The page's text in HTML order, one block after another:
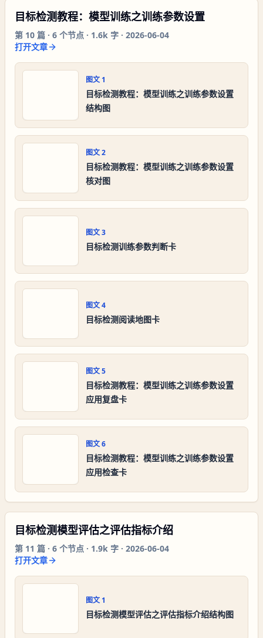
目标检测教程：模型训练之训练参数设置
第 10 篇 · 6 个节点 · 1.6k 字 · 2026-06-04
打开文章
图文 1
目标检测教程：模型训练之训练参数设置
结构图
图文2
目标检测教程：模型训练之训练参数设置
核对图
图文3
目标检测训练参数判断卡
图文4
目标检测阅读地图卡
图文5
目标检测教程：模型训练之训练参数设置
应用复盘卡
图文6
目标检测教程：模型训练之训练参数设置
应用检查卡
目标检测模型评估之评估指标介绍
第 11 篇 · 6 个节点 · 1.9k 字 · 2026-06-04
打开文章
图文 1
目标检测模型评估之评估指标介绍结构图